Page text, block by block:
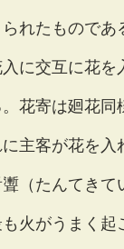
れたもので
に交互に花
花寄は廻花
主客が花を入
（たんてきて
火がうまく